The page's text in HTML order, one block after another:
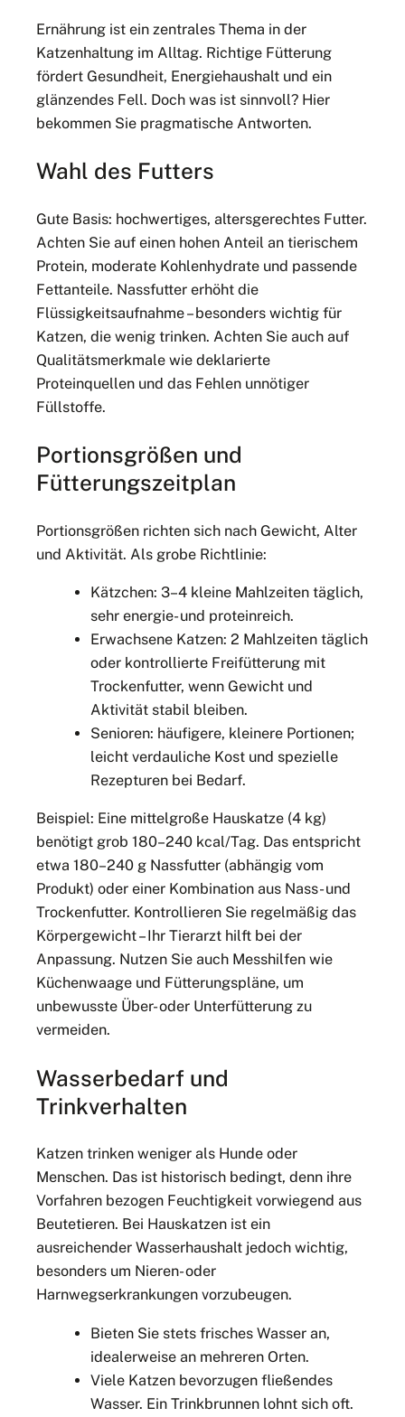
Ernährung ist ein zentrales Thema in der
Katzenhaltung im Alltag. Richtige Fütterung
fördert Gesundheit, Energiehaushalt und ein
glänzendes Fell. Doch was ist sinnvoll? Hier
bekommen Sie pragmatische Antworten.
Wahl des Futters
Gute Basis: hochwertiges, altersgerechtes Futter.
Achten Sie auf einen hohen Anteil an tierischem
Protein, moderate Kohlenhydrate und passende
Fettanteile. Nassfutter erhöht die
Flüssigkeitsaufnahme – besonders wichtig für
Katzen, die wenig trinken. Achten Sie auch auf
Qualitätsmerkmale wie deklarierte
Proteinquellen und das Fehlen unnötiger
Füllstoffe.
Portionsgrößen und
Fütterungszeitplan
Portionsgrößen richten sich nach Gewicht, Alter
und Aktivität. Als grobe Richtlinie:
Kätzchen: 3–4 kleine Mahlzeiten täglich,
sehr energie- und proteinreich.
Erwachsene Katzen: 2 Mahlzeiten täglich
oder kontrollierte Freifütterung mit
Trockenfutter, wenn Gewicht und
Aktivität stabil bleiben.
Senioren: häufigere, kleinere Portionen;
leicht verdauliche Kost und spezielle
Rezepturen bei Bedarf.
Beispiel: Eine mittelgroße Hauskatze (4 kg)
benötigt grob 180–240 kcal/Tag. Das entspricht
etwa 180–240 g Nassfutter (abhängig vom
Produkt) oder einer Kombination aus Nass- und
Trockenfutter. Kontrollieren Sie regelmäßig das
Körpergewicht – Ihr Tierarzt hilft bei der
Anpassung. Nutzen Sie auch Messhilfen wie
Küchenwaage und Fütterungspläne, um
unbewusste Über- oder Unterfütterung zu
vermeiden.
Wasserbedarf und
Trinkverhalten
Katzen trinken weniger als Hunde oder
Menschen. Das ist historisch bedingt, denn ihre
Vorfahren bezogen Feuchtigkeit vorwiegend aus
Beutetieren. Bei Hauskatzen ist ein
ausreichender Wasserhaushalt jedoch wichtig,
besonders um Nieren- oder
Harnwegserkrankungen vorzubeugen.
Bieten Sie stets frisches Wasser an,
idealerweise an mehreren Orten.
Viele Katzen bevorzugen fließendes
Wasser. Ein Trinkbrunnen lohnt sich oft.